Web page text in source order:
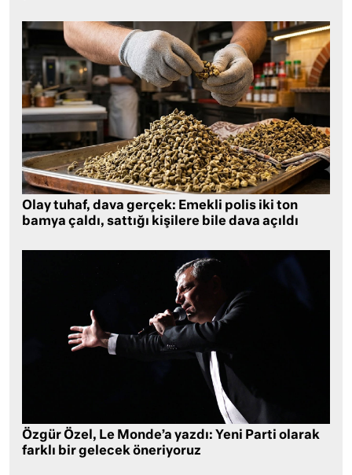
Olay tuhaf, dava gerçek: Emekli polis iki ton
bamya çaldı, sattığı kişilere bile dava açıldı
Özgür Özel, Le Monde’a yazdı: Yeni Parti olarak
farklı bir gelecek öneriyoruz